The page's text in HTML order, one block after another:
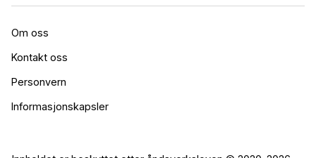
Om oss
Kontakt oss
Personvern
Informasjonskapsler